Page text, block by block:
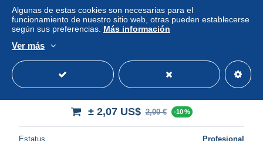
± 2,07 US$ 2,00 € -10 %
Estatus Profesional
Algunas de estas cookies son necesarias para el
funcionamiento de nuestro sitio web, otras pueden establecerse
según sus preferencias. Más información
Ver más